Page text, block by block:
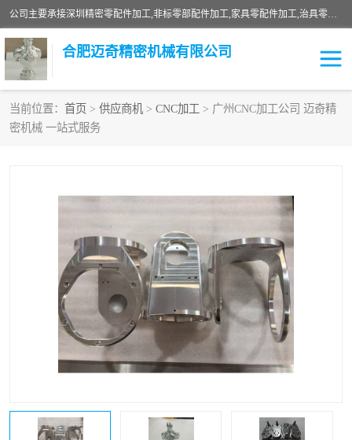
公司主要承接深圳精密零配件加工,非标零部配件加工,家具零配件加工,治具零配件加工,安徽精密零配件加工等各种各种精密机械加工，欢迎来来电咨询！
合肥迈奇精密机械有限公司
当前位置： 首页 > 供应商机 > CNC加工 > 广州CNC加工公司 迈奇精
密机械 一站式服务
铣床加工
数控精密机加工
零部件机加工 机床零件加工
CNC加工 数控机床加工
不锈钢加工